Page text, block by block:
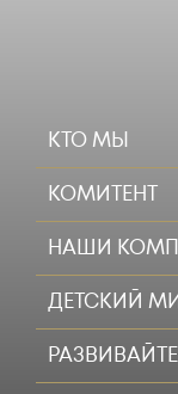
КТО МЫ
КОМИТЕНТ
НАШИ
ДЕТСКИЙ